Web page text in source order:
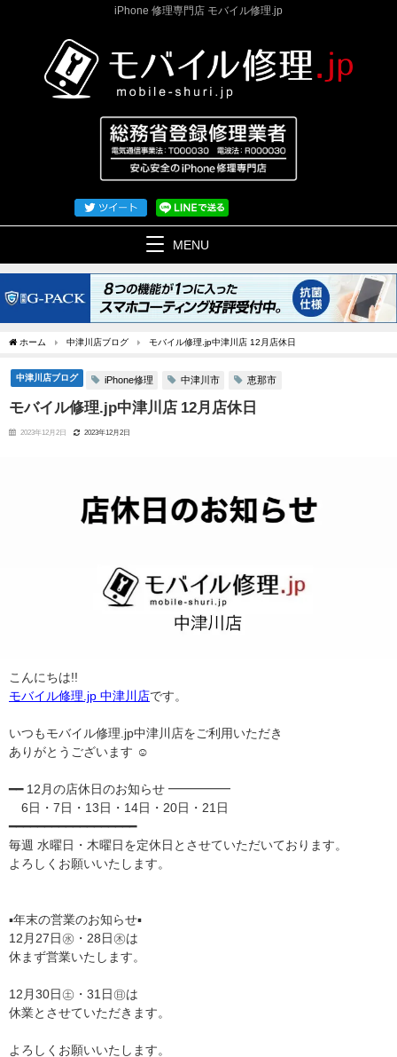
iPhone 修理専門店 モバイル修理.jp
MENU
ホーム 中津川店ブログ モバイル修理.jp中津川店 12月店休日
中津川店ブログ iPhone修理 中津川市 恵那市
モバイル修理.jp中津川店 12月店休日
2023年12月2日 2023年12月2日
こんにちは!!
モバイル修理.jp 中津川店です。
いつもモバイル修理.jp中津川店をご利用いただき
ありがとうございます ︎☺︎
━━ 12月の店休日のお知らせ ━━━━━
6日・7日・13日・14日・20日・21日
━━━━━━━━━━━━━━━━━━
毎週 水曜日・木曜日を定休日とさせていただいております。
よろしくお願いいたします。
▪年末の営業のお知らせ▪
12月27日㊌・28日㊍は
休まず営業いたします。
12月30日㊏・31日㊐は
休業とさせていただきます。
よろしくお願いいたします。